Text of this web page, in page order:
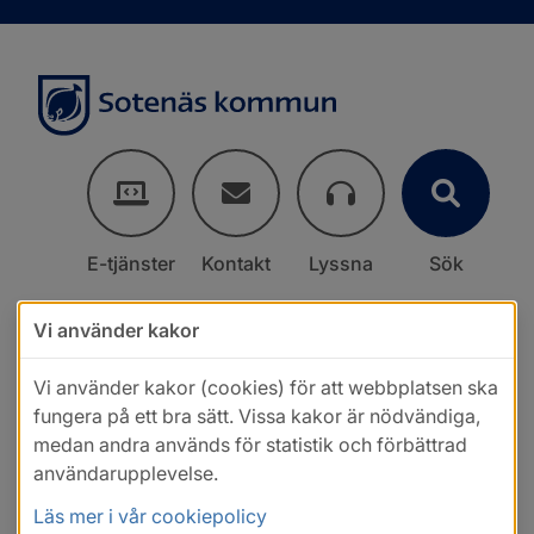
E-tjänster Kontakt Lyssna Sök
Vi använder kakor
Vi använder kakor (cookies) för att webbplatsen ska
fungera på ett bra sätt. Vissa kakor är nödvändiga,
medan andra används för statistik och förbättrad
användarupplevelse.
Läs mer i vår cookiepolicy